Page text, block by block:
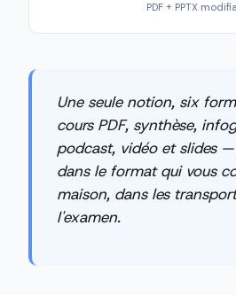
PDF + PPTX
Une seule notion, six
cours PDF, synthèse,
podcast, vidéo et slides
dans le format qui vous
maison, dans les
l'examen.